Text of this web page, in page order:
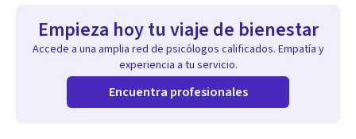
Empieza hoy tu viaje de bienestar
Accede a una amplia red de psicólogos calificados. Empatía y
experiencia a tu servicio.
Encuentra profesionales